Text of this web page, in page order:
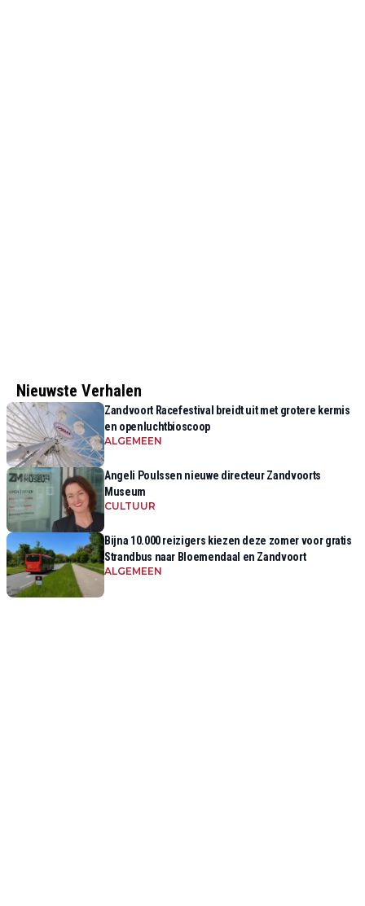
Nieuwste Verhalen
Zandvoort Racefestival breidt uit met grotere kermis
en openluchtbioscoop
ALGEMEEN
Angeli Poulssen nieuwe directeur Zandvoorts
Museum
CULTUUR
Bijna 10.000 reizigers kiezen deze zomer voor gratis
Strandbus naar Bloemendaal en Zandvoort
ALGEMEEN